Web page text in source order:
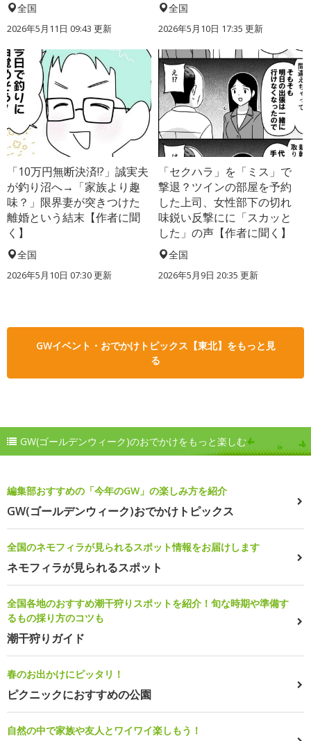
全国
2026年5月11日 09:43 更新
全国
2026年5月10日 17:35 更新
「10万円無断決済!?」誠実夫
が釣り沼へ→「家族より趣
味？」限界妻が突きつけた
離婚という結末【作者に聞
く】
全国
2026年5月10日 07:30 更新
「セクハラ」を「ミス」で
撃退？ツインの部屋を予約
した上司、女性部下の切れ
味鋭い反撃にに「スカッと
した」の声【作者に聞く】
全国
2026年5月9日 20:35 更新
GWイベント・おでかけトピックス【東北】をもっと見
る
GW(ゴールデンウィーク)のおでかけをもっと楽しむ
編集部おすすめの「今年のGW」の楽しみ方を紹介
GW(ゴールデンウィーク)おでかけトピックス
全国のネモフィラが見られるスポット情報をお届けします
ネモフィラが見られるスポット
全国各地のおすすめ潮干狩りスポットを紹介！旬な時期や準備す
るもの採り方のコツも
潮干狩りガイド
春のお出かけにピッタリ！
ピクニックにおすすめの公園
自然の中で家族や友人とワイワイ楽しもう！